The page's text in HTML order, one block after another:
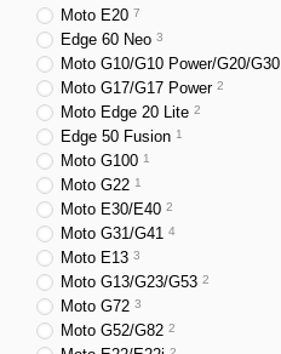
Moto E20 7
Edge 60 Neo 3
Moto G10/G10 Power/G20/G30
Moto G17/G17 Power 2
Moto Edge 20 Lite 2
Edge 50 Fusion 1
Moto G100 1
Moto G22 1
Moto E30/E40 2
Moto G31/G41 4
Moto E13 3
Moto G13/G23/G53 2
Moto G72 3
Moto G52/G82 2